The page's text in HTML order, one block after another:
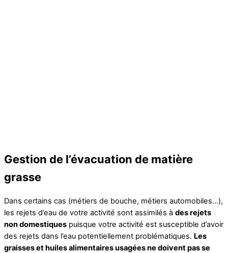
Gestion de l’évacuation de matière
grasse
Dans certains cas (métiers de bouche, métiers automobiles…),
les rejets d’eau de votre activité sont assimilés à des rejets
non domestiques puisque votre activité est susceptible d’avoir
des rejets dans l’eau potentiellement problématiques. Les
graisses et huiles alimentaires usagées ne doivent pas se